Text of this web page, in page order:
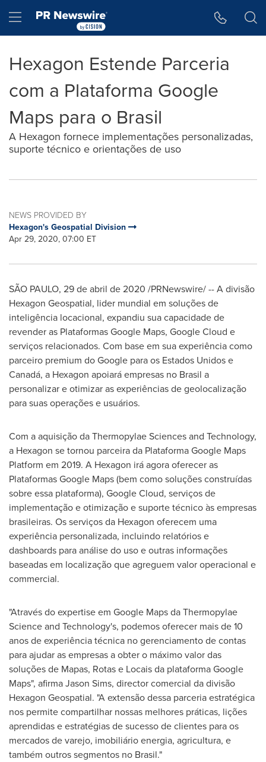
Hamburger menu
Hexagon Estende Parceria
com a Plataforma Google
Maps para o Brasil
A Hexagon fornece implementações personalizadas,
suporte técnico e orientações de uso
NEWS PROVIDED BY
Hexagon's Geospatial Division
Apr 29, 2020, 07:00 ET
SÃO PAULO, 29 de abril de 2020 /PRNewswire/ -- A divisão
Hexagon Geospatial, lider mundial em soluções de
inteligência locacional, expandiu sua capacidade de
revender as Plataformas Google Maps, Google Cloud e
serviços relacionados. Com base em sua experiência como
parceiro premium do Google para os Estados Unidos e
Canadá, a Hexagon apoiará empresas no Brasil a
personalizar e otimizar as experiências de geolocalização
para suas operações e usuários.
Com a aquisição da Thermopylae Sciences and Technology,
a Hexagon se tornou parceira da Plataforma Google Maps
Platform em 2019. A Hexagon irá agora oferecer as
Plataformas Google Maps (bem como soluções construídas
sobre essa plataforma), Google Cloud, serviços de
implementação e otimização e suporte técnico às empresas
brasileiras. Os serviços da Hexagon oferecem uma
experiência personalizada, incluindo relatórios e
dashboards para análise do uso e outras informações
baseadas em localização que agreguem valor operacional e
commercial.
"Através do expertise em Google Maps da Thermopylae
Science and Technology's, podemos oferecer mais de 10
anos de experiência técnica no gerenciamento de contas
para ajudar as empresas a obter o máximo valor das
soluções de Mapas, Rotas e Locais da plataforma Google
Maps", afirmaJason Sims, director comercial da divisão
Hexagon Geospatial. "A extensão dessa parceria estratégica
nos permite compartilhar nossas melhores práticas, lições
aprendidas e estratégias de sucesso de clientes para os
mercados de varejo, imobiliário energia, agricultura, e
também outros segmentos no Brasil."